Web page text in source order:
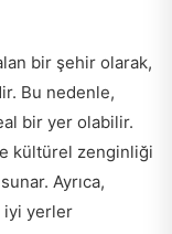
bir şehir olarak,
Bu nedenle,
bir yer olabilir.
kültürel zenginliği
Ayrıca,
iyi yerler